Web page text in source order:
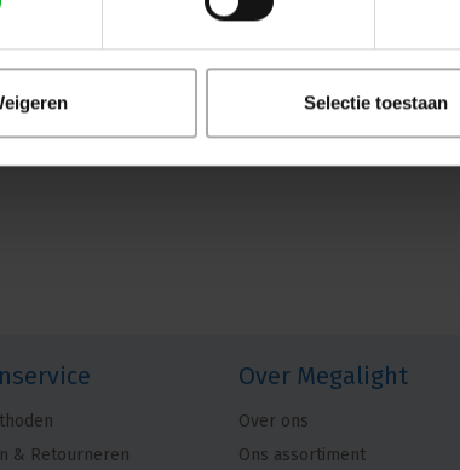
Selectie toestaan
& Retourneren
Over Megalight
Over ons
Ons assortiment